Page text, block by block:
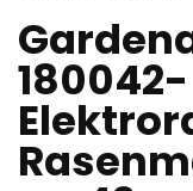
180042-